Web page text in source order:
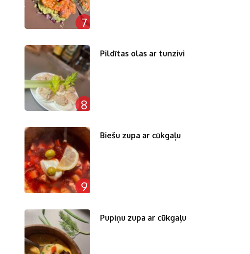
7
8
Pildītas olas ar tunzivi
9
Biešu zupa ar cūkgaļu
Pupiņu zupa ar cūkgaļu